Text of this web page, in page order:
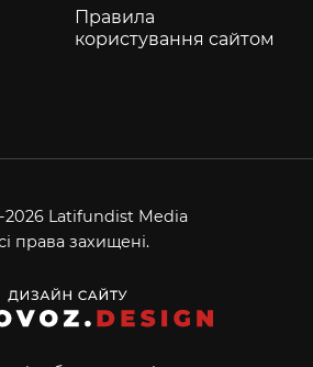
Правила
користування сайтом
2026 Latifundist Media
права захищені.